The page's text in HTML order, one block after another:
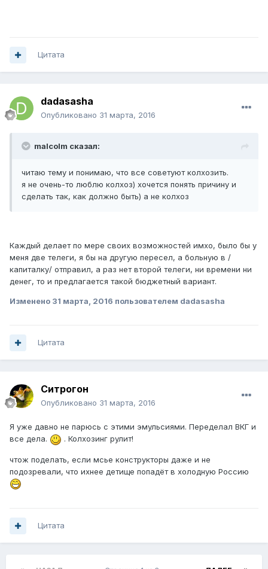
Цитата
dadasasha
Опубликовано 31 марта, 2016
malcolm сказал:
читаю тему и понимаю, что все советуют колхозить.
я не очень-то люблю колхоз) хочется понять причину и
сделать так, как должно быть) а не колхоз
Каждый делает по мере своих возможностей имхо, было бы у
меня две телеги, я бы на другую пересел, а больную в /
капиталку/ отправил, а раз нет второй телеги, ни времени ни
денег, то и предлагается такой бюджетный вариант.
Изменено 31 марта, 2016 пользователем dadasasha
Цитата
Ситрогон
Опубликовано 31 марта, 2016
Я уже давно не парюсь с этими эмульсиями. Переделал ВКГ и
все дела.
. Колхозинг рулит!
чтож поделать, если мсье конструкторы даже и не
подозревали, что ихнее детище попадёт в холодную Россию
Цитата